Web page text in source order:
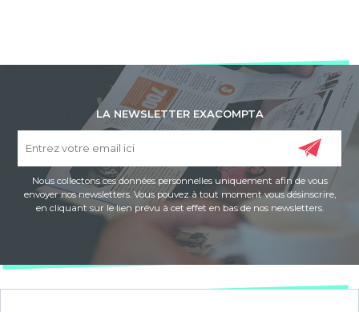
LA NEWSLETTER EXACOMPTA
Nous collectons ces données personnelles uniquement afin de vous
envoyer nos newsletters. Vous pouvez à tout moment vous désinscrire,
en cliquant sur le lien prévu à cet effet en bas de nos newsletters.